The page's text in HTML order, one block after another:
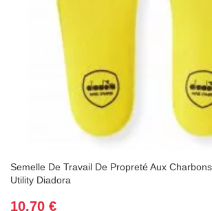
Semelle De Travail De Propreté Aux
Utility Diadora
Prix
10,70 €